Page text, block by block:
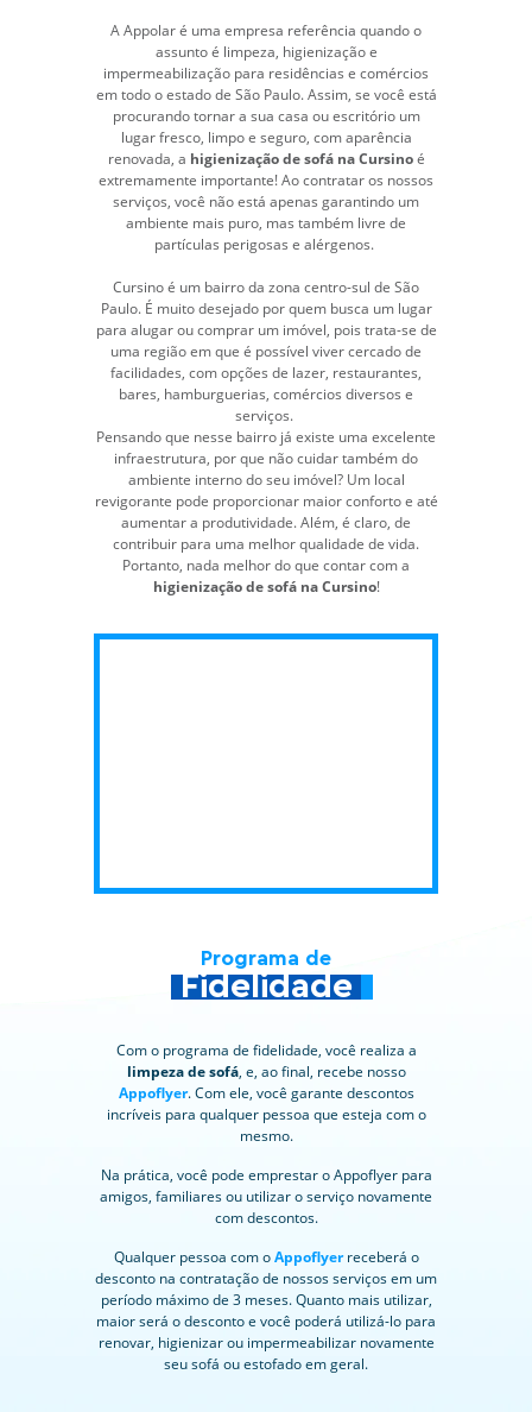
A Appolar é uma empresa referência quando o
assunto é limpeza, higienização e
impermeabilização para residências e comércios
em todo o estado de São Paulo. Assim, se você está
procurando tornar a sua casa ou escritório um
lugar fresco, limpo e seguro, com aparência
renovada, a higienização de sofá na Cursinoé
extremamente importante! Ao contratar os nossos
serviços, você não está apenas garantindo um
ambiente mais puro, mas também livre de
partículas perigosas e alérgenos.
Cursino é um bairro da zona centro-sul de São
Paulo. É muito desejado por quem busca um lugar
para alugar ou comprar um imóvel, pois trata-se de
uma região em que é possível viver cercado de
facilidades, com opções de lazer, restaurantes,
bares, hamburguerias, comércios diversos e
serviços.
Pensando que nesse bairro já existe uma excelente
infraestrutura, por que não cuidar também do
ambiente interno do seu imóvel? Um local
revigorante pode proporcionar maior conforto e até
aumentar a produtividade. Além, é claro, de
contribuir para uma melhor qualidade de vida.
Portanto, nada melhor do que contar com a
higienização de sofá na Cursino!
Programa de
Fidelidade
Com o programa de fidelidade, você realiza a
limpeza de sofá, e, ao final, recebe nosso
Appoflyer. Com ele, você garante descontos
incríveis para qualquer pessoa que esteja com o
mesmo.
Na prática, você pode emprestar o Appoflyer para
amigos, familiares ou utilizar o serviço novamente
com descontos.
Qualquer pessoa com oAppoflyerreceberá o
desconto na contratação de nossos serviços em um
período máximo de 3 meses. Quanto mais utilizar,
maior será o desconto e você poderá utilizá-lo para
renovar, higienizar ou impermeabilizar novamente
seu sofá ou estofado em geral.